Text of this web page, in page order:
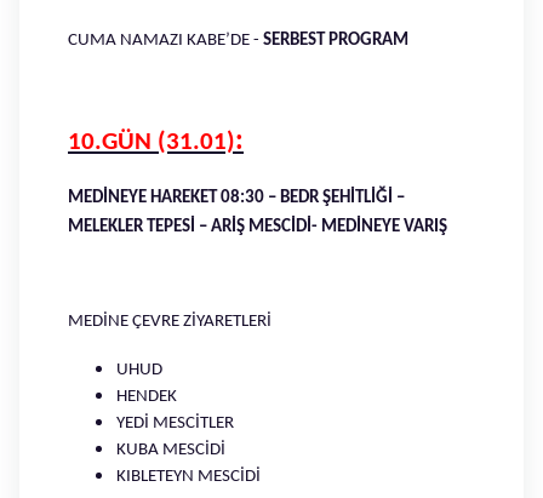
CUMA NAMAZI KABE’DE - SERBEST PROGRAM
10.GÜN (31.01):
MEDİNEYE HAREKET 08:30 – BEDR ŞEHİTLİĞİ –
MELEKLER TEPESİ – ARİŞ MESCİDİ- MEDİNEYE VARIŞ
MEDİNE ÇEVRE ZİYARETLERİ
UHUD
HENDEK
YEDİ MESCİTLER
KUBA MESCİDİ
KIBLETEYN MESCİDİ